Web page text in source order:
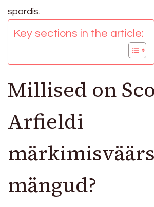
spordis.
Key sections in the article:
Millised on
Arfieldi
mängud?